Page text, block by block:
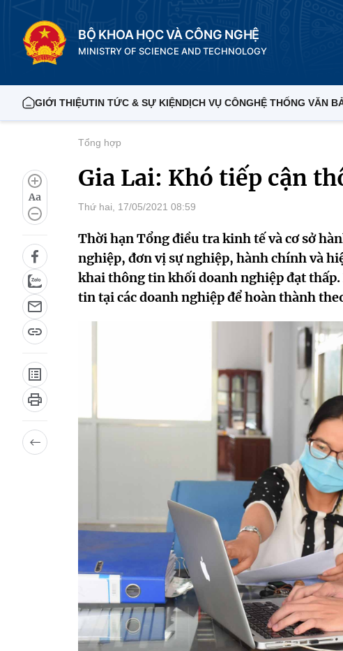
BỘ KHOA HỌC VÀ CÔNG NGHỆ
MINISTRY OF SCIENCE AND TECHNOLOGY
GIỚI THIỆUTIN TỨC & SỰ KIỆNDỊCH VỤ CÔNGHỆ THỐNG VĂN
Aa
Tổng hợp
Gia Lai: Khó tiếp cận
Thứ hai, 17/05/2021 08:59
Thời hạn Tổng điều tra kinh tế và cơ sở
nghiệp, đơn vị sự nghiệp, hành chính và
khai thông tin khối doanh nghiệp đạt
tin tại các doanh nghiệp để hoàn thành